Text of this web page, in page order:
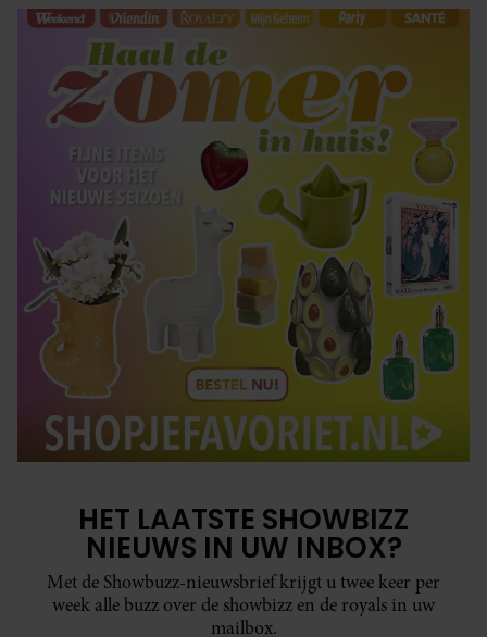
HET LAATSTE SHOWBIZZ
NIEUWS IN UW INBOX?
Met de Showbuzz-nieuwsbrief krijgt u twee keer per
week alle buzz over de showbizz en de royals in uw
mailbox.